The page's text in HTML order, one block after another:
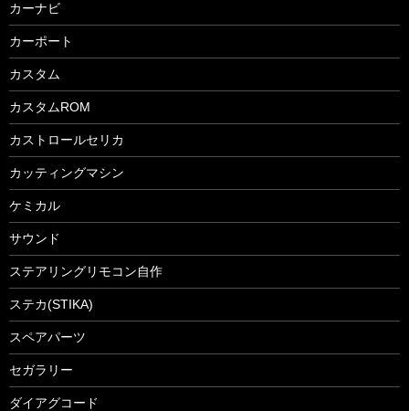
カーナビ
カーポート
カスタム
カスタムROM
カストロールセリカ
カッティングマシン
ケミカル
サウンド
ステアリングリモコン自作
ステカ(STIKA)
スペアパーツ
セガラリー
ダイアグコード